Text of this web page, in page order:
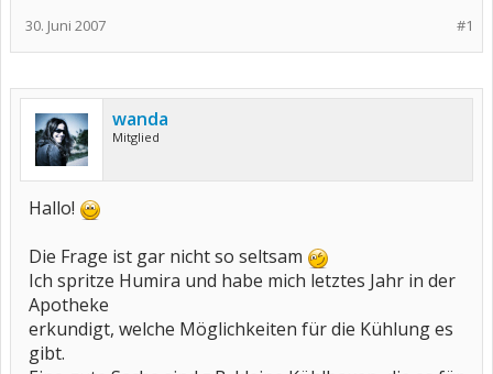
#1
30. Juni 2007
wanda
Mitglied
Hallo!
Die Frage ist gar nicht so seltsam
Ich spritze Humira und habe mich letztes Jahr in der
Apotheke
erkundigt, welche Möglichkeiten für die Kühlung es
gibt.